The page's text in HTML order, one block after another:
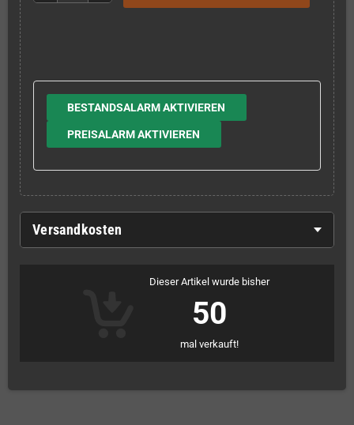
BESTANDSALARM AKTIVIEREN
PREISALARM AKTIVIEREN
Versandkosten
Dieser Artikel wurde bisher
50
mal verkauft!